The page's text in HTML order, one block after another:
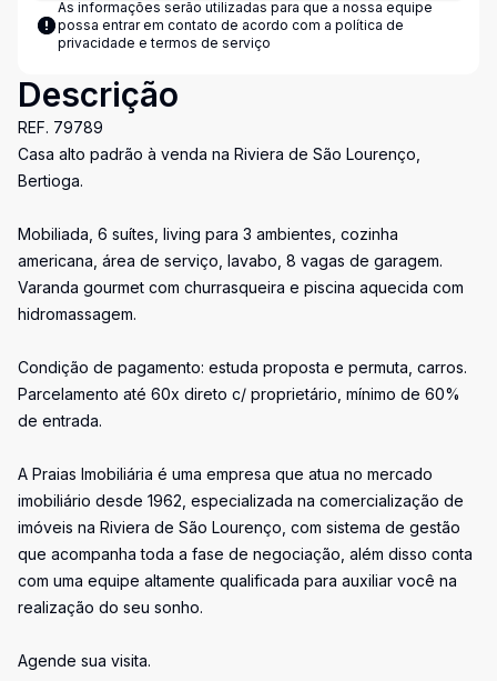
As informações serão utilizadas para que a nossa equipe
possa entrar em contato de acordo com a política de
privacidade e termos de serviço
Descrição
REF. 79789
Casa alto padrão à venda na Riviera de São Lourenço,
Bertioga.
Mobiliada, 6 suítes, living para 3 ambientes, cozinha
americana, área de serviço, lavabo, 8 vagas de garagem.
Varanda gourmet com churrasqueira e piscina aquecida com
hidromassagem.
Condição de pagamento: estuda proposta e permuta, carros.
Parcelamento até 60x direto c/ proprietário, mínimo de 60%
de entrada.
A Praias Imobiliária é uma empresa que atua no mercado
imobiliário desde 1962, especializada na comercialização de
imóveis na Riviera de São Lourenço, com sistema de gestão
que acompanha toda a fase de negociação, além disso conta
com uma equipe altamente qualificada para auxiliar você na
realização do seu sonho.
Agende sua visita.